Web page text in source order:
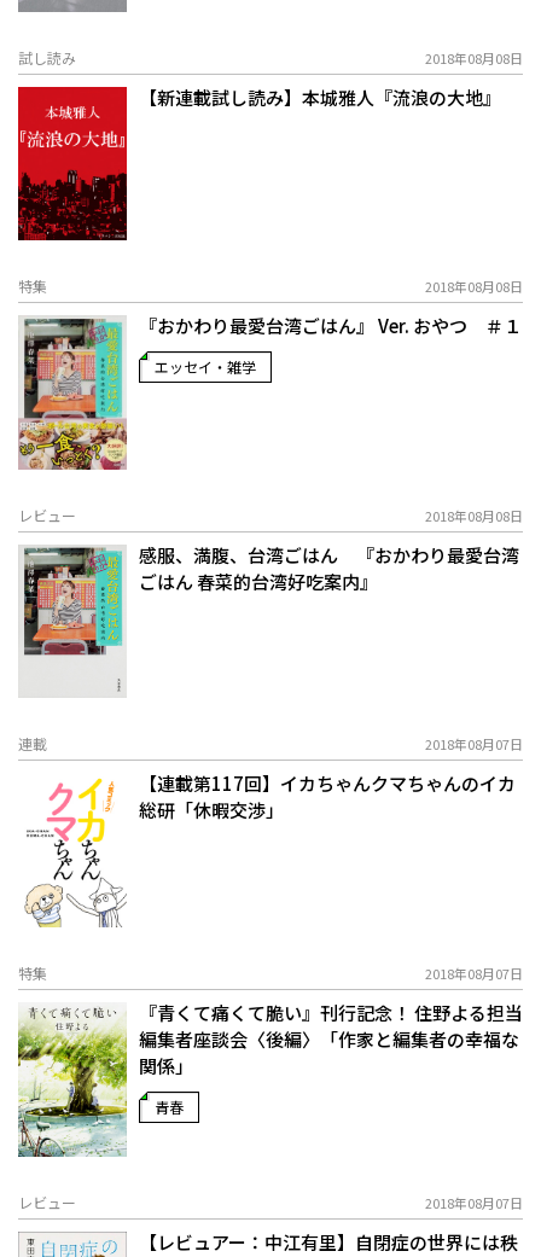
試し読み 2018年08月08日
【新連載試し読み】本城雅人『流浪の大地』
特集 2018年08月08日
『おかわり最愛台湾ごはん』 Ver. おやつ ＃１
エッセイ・雑学
レビュー 2018年08月08日
感服、満腹、台湾ごはん 『おかわり最愛台湾
ごはん 春菜的台湾好吃案内』
連載 2018年08月07日
【連載第117回】イカちゃんクマちゃんのイカ
総研「休暇交渉」
特集 2018年08月07日
『青くて痛くて脆い』刊行記念！ 住野よる担当
編集者座談会〈後編〉「作家と編集者の幸福な
関係」
青春
レビュー 2018年08月07日
【レビュアー：中江有里】自閉症の世界には秩